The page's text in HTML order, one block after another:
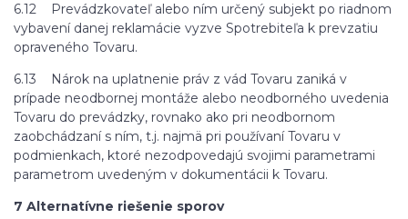
6.12 Prevádzkovateľ alebo ním určený subjekt po riadnom
vybavení danej reklamácie vyzve Spotrebiteľa k prevzatiu
opraveného Tovaru.
6.13 Nárok na uplatnenie práv z vád Tovaru zaniká v
prípade neodbornej montáže alebo neodborného uvedenia
Tovaru do prevádzky, rovnako ako pri neodbornom
zaobchádzaní s ním, t.j. najmä pri používaní Tovaru v
podmienkach, ktoré nezodpovedajú svojimi parametrami
parametrom uvedeným v dokumentácii k Tovaru.
7 Alternatívne riešenie sporov